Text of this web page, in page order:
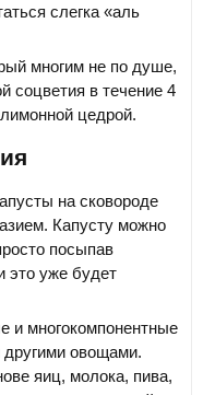
слегка «аль
многим не по душе,
соцветия в течение 4
цедрой.
на сковороде
Капусту можно
посыпав
это уже будет
и многокомпонентные
овощами.
яиц, молока, пива,